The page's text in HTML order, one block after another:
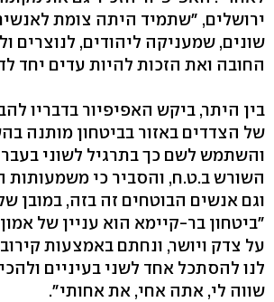
ירושלים, "שתמיד היתה צומת
שונים, שמעניקה ליהודים, לנוצרים
החובה ואת הזכות להיות עדים יחד
בין היתר, ביקש האפיפיור בדבריו
של הצדדים באזור בביטחון מותנה
והשתמש לשם כך בתרגיל לשוני
השורש ב.ט.ח, והסביר כי משמעותות
וגם אנשים הבוטחים זה בזה, במובן
"ביטחון בר-קיימא הוא עניין של
על צדק ויושר, ונחתם באמצעות
לנו להסתכל אחד לשני בעיניים
שווה לי, אתה אחי, את אחותי".